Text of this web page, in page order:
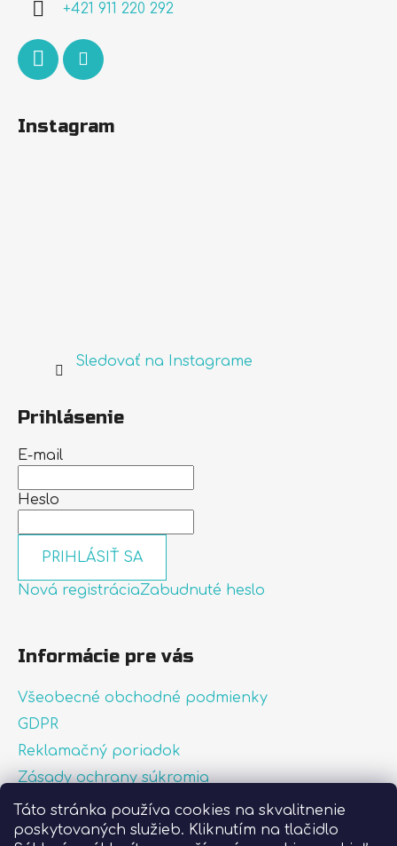
Táto stránka používa cookies na skvalitnenie
poskytovaných služieb. Kliknutím na tlačidlo
+421 911 220 292
Instagram
Sledovať na Instagrame
Prihlásenie
E-mail
Heslo
PRIHLÁSIŤ SA
Nová registráciaZabudnuté heslo
Informácie pre vás
Všeobecné obchodné podmienky
GDPR
Reklamačný poriadok
Zásady ochrany súkromia
Zásady používania súborov cookies
O nás